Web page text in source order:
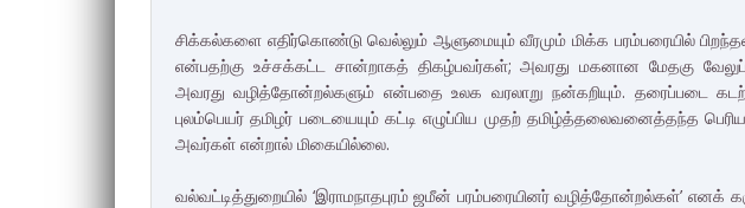
சிக்கல்களை எதிர்கொண்டு வெல்லும் ஆளுமையும் வீரமும் மிக்க பரம்பரையில்
என்பதற்கு உச்சக்கட்ட சான்றாகத் திகழ்பவர்கள்; அவரது மகனான மேதகு
அவரது வழித்தோன்றல்களும் என்பதை உலக வரலாறு நன்கறியும். தரைப்படை
புலம்பெயர் தமிழர் படையையும் கட்டி எழுப்பிய முதற் தமிழ்த்தலைவனைத்தந்த
அவர்கள் என்றால் மிகையில்லை.
வல்வட்டித்துறையில் ‘இராமநாதபுரம் ஜமீன் பரம்பரையினர் வழித்தோன்றல்கள்’ எனக்